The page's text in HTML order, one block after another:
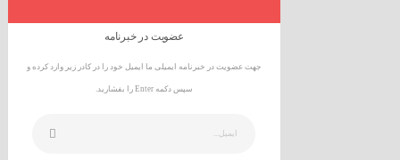
عضویت در خبرنامه
جهت عضویت در خبرنامه ایمیلی ما ایمیل خود را در کادر زیر وارد کرده و
سپس دکمه Enter را بفشارید.